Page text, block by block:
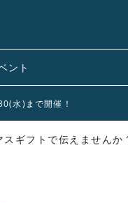
ント
水)まで開催！
ギフトで伝えませんか